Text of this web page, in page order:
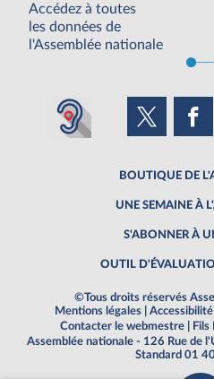
Accédez à toutes
les données de
l'Assemblée nationale
BOUTIQUE DE
UNE SEMAINE À
S'ABONNER À
OUTIL
©Tous droits réservés
Mentions légales
Contacter le webmestre
Fils
Assemblée nationale - 126 Rue de
Standard 01